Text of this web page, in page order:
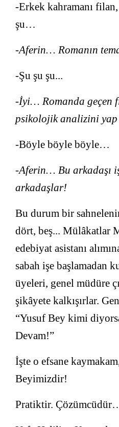
-Erkek kahramanı filan,
şu…
-Aferin… Romanın
-Şu şu şu...
-İyi… Romanda geçen
psikolojik analizini yap
-Böyle böyle böyle…
-Aferin… Bu arkadaşı
arkadaşlar!
Bu durum bir
dört, beş... Mülâkatlar
edebiyat asistanı
sabah işe başlamadan
üyeleri, genel müdüre
şikâyete kalkışırlar.
“Yusuf Bey kimi
Devam!”
İşte o efsane
Beyimizdir!
Pratiktir.